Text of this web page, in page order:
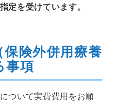
定を受けています。
保険外併用療養
事項
ついて実費費用をお願